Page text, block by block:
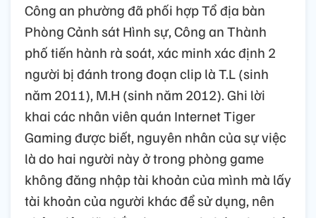
Công an phường đã phối hợp Tổ địa bàn
Phòng Cảnh sát Hình sự, Công an Thành
phố tiến hành rà soát, xác minh xác định 2
người bị đánh trong đoạn clip là T.L (sinh
năm 2011), M.H (sinh năm 2012). Ghi lời
khai các nhân viên quán Internet Tiger
Gaming được biết, nguyên nhân của sự việc
là do hai người này ở trong phòng game
không đăng nhập tài khoản của mình mà lấy
tài khoản của người khác để sử dụng, nên